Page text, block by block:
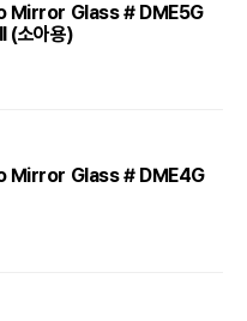
Glass # DME5G
(소아용)
Mirror Glass # DME4G